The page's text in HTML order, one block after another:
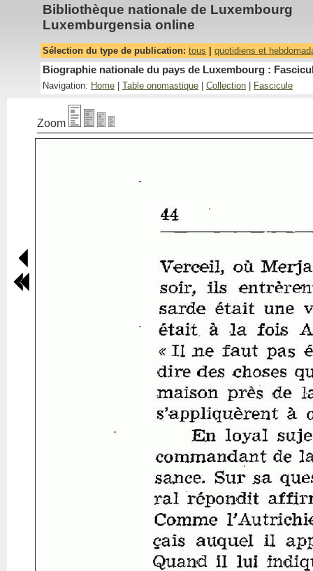
Bibliothèque nationale de Luxembourg
Luxemburgensia online
Sélection du type de publication: tous quotidiens et
Biographie nationale du pays de Luxembourg :
Navigation: Home Table onomastique Collection Fascicule
Zoom